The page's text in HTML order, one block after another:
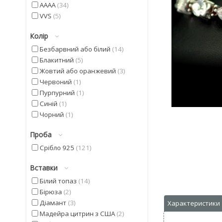
AAAA 34
VVS 5
Колір
Безбарвний або білий 14
Блакитний 5
Жовтий або оранжевий 3
Червоний 1
Пурпурний 1
Синій 1
Чорний 1
Проба
Срібло 925 121
Вставки
Білий топаз 14
Бірюза 2
Діамант 3
Мадейра цитрин з США 2